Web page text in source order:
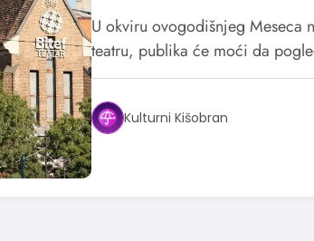
U okviru ovogodišnjeg Meseca
teatru, publika će moći da
Kulturni Kišobran